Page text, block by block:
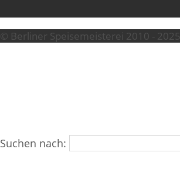
© Berliner Speisemeisterei 2010 - 2025
Suchen nach: